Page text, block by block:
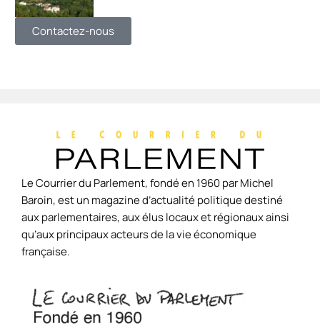
Contactez-nous
Le Courrier du Parlement, fondé en 1960 par Michel
Baroin, est un magazine d’actualité politique destiné
aux parlementaires, aux élus locaux et régionaux ainsi
qu’aux principaux acteurs de la vie économique
française.